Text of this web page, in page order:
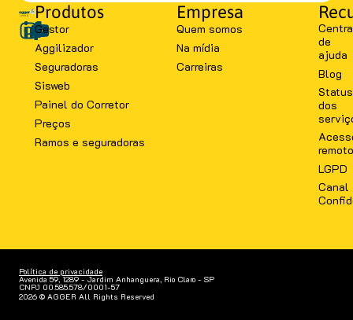
Produtos
Gestor
Aggilizador
Seguradoras
Sisweb
Painel do Corretor
Preços
Ramos e seguradoras
Empresa
Quem somos
Na mídia
Carreiras
de
ajuda
Blog
Status
dos
remoto
LGPD
Canal
Política de privacidade
Avenida 59, 1289 - Jardim Anhanguera, Rio Claro - SP
CNPJ 00.585.578/0001-57
2026 © AGGER All Rights Reserved